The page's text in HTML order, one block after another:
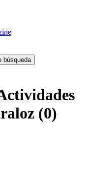
búsqueda
(0)